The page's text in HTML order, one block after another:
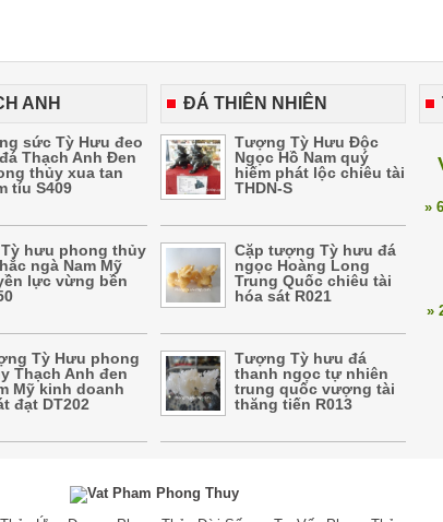
ANH
sức Tỳ Hưu đeo
Thạch Anh Đen
thủy xua tan
tíu S409
hưu phong thủy
ngà Nam Mỹ
lực vừng bền
Tỳ Hưu phong
Thạch Anh đen
Mỹ kinh doanh
đạt DT202
ĐÁ THIÊN NHIÊN
Tượng Tỳ Hưu Độc
Ngọc Hồ Nam quý
hiếm phát lộc chiêu tài
THDN-S
Cặp tượng Tỳ hưu đá
ngọc Hoàng Long
Trung Quốc chiêu tài
hóa sát R021
Tượng Tỳ hưu đá
thanh ngọc tự nhiên
trung quốc vượng tài
thăng tiến R013
»
»